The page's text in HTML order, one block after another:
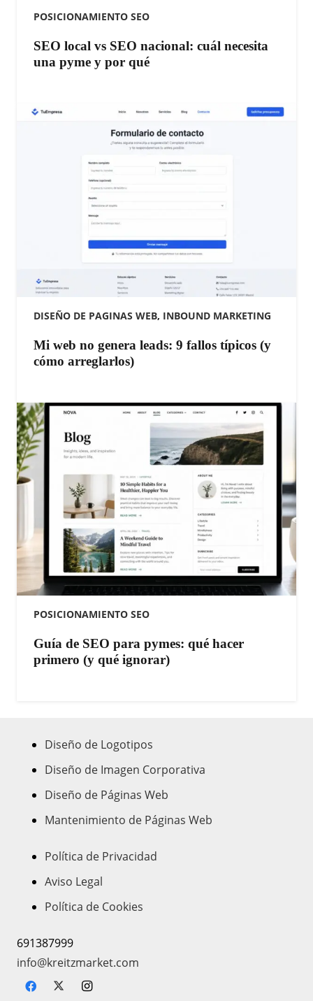
POSICIONAMIENTO SEO
SEO local vs SEO nacional: cuál necesita
una pyme y por qué
DISEÑO DE PAGINAS WEB, INBOUND MARKETING
Mi web no genera leads: 9 fallos típicos (y
cómo arreglarlos)
POSICIONAMIENTO SEO
Guía de SEO para pymes: qué hacer
primero (y qué ignorar)
Diseño de Logotipos
Diseño de Imagen Corporativa
Diseño de Páginas Web
Mantenimiento de Páginas Web
Política de Privacidad
Aviso Legal
Política de Cookies
691387999
info@kreitzmarket.com